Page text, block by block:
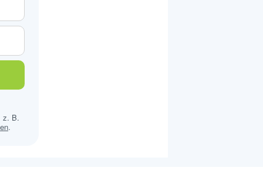
z. B.
.